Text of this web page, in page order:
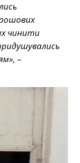
чинити
–